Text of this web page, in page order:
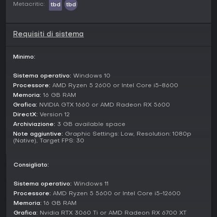
soffitto di caverna, abbattere un albero o sfondare un muro
per ottenere un vantaggio. La generazione procedurale
Lay of the Land è un'esperienza sandbox single-player
L'attenzione è sulle avventure personali nei mondi generati,
con strategie individuali per sopravvivenza, costruzione e
combattimento.
I paesaggi del gioco nascono da sistemi procedurali che
imitano processi naturali, generando biomi variati con
elementi realistici come fiumi incanalati e sentieri sinuosi.
selvatica anima queste zone, arricchendo l'avventura
Vale la pena giocarci?
Chi ama gli sandbox RPG con interazioni ambientali
profonde e costruzione creativa troverà in Lay of the Land
Metacritic: tbd tbd
Requisiti di sistema
Minimo:
Sistema operativo: Windows 10
Processore: AMD Ryzen 5 2600 or Intel Core i5-8600
Memoria: 16 GB RAM
Grafica: NVIDIA GTX 1660 or AMD Radeon RX 5600
DirectX: Version 12
Archiviazione: 3 GB available space
Note aggiuntive: Graphic Settings: Low, Resolution: 1080p
(Native), Target FPS: 30
Consigliato:
Sistema operativo: Windows 11
Processore: AMD Ryzen 5 5600 or Intel Core i5-12600
Memoria: 16 GB RAM
Grafica: Nvidia RTX 3060 Ti or AMD Radeon RX 6700 XT